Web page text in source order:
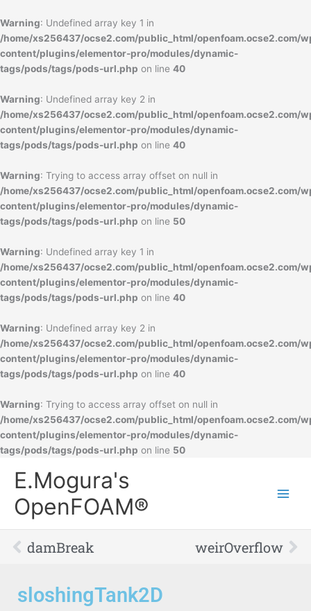
Warning: Undefined array key 1 in
/home/xs256437/ocse2.com/public_html/openfoam.ocse2.com/
content/plugins/elementor-pro/modules/dynamic-
tags/pods/tags/pods-url.php on line 40
Warning: Undefined array key 2 in
/home/xs256437/ocse2.com/public_html/openfoam.ocse2.com/
content/plugins/elementor-pro/modules/dynamic-
tags/pods/tags/pods-url.php on line 40
Warning: Trying to access array offset on null in
/home/xs256437/ocse2.com/public_html/openfoam.ocse2.com/
content/plugins/elementor-pro/modules/dynamic-
tags/pods/tags/pods-url.php on line 50
Warning: Undefined array key 1 in
/home/xs256437/ocse2.com/public_html/openfoam.ocse2.com/
content/plugins/elementor-pro/modules/dynamic-
tags/pods/tags/pods-url.php on line 40
Warning: Undefined array key 2 in
/home/xs256437/ocse2.com/public_html/openfoam.ocse2.com/
content/plugins/elementor-pro/modules/dynamic-
tags/pods/tags/pods-url.php on line 40
Warning: Trying to access array offset on null in
/home/xs256437/ocse2.com/public_html/openfoam.ocse2.com/
content/plugins/elementor-pro/modules/dynamic-
tags/pods/tags/pods-url.php on line 50
容
を
ス
キ
プ
E.Mogura's
OpenFOAM®
Prev
damBreak weirOverflow
sloshingTank2D